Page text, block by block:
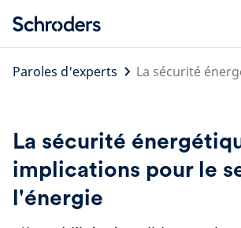
content
Paroles d'experts
La sécurité
La sécurité
implications pour le
l'énergie